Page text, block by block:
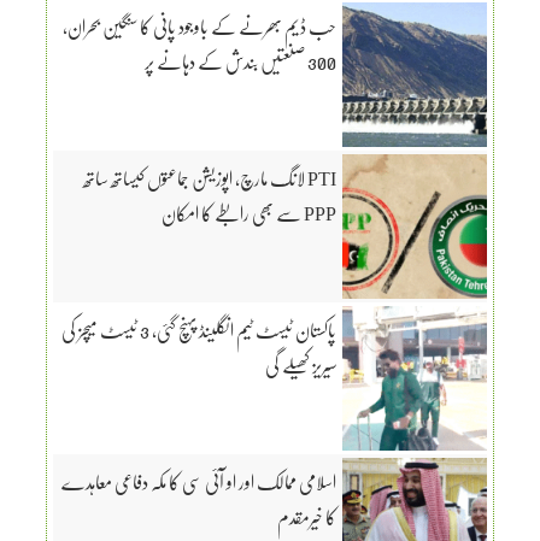
حب ڈیم بھرنے کے باوجود پانی کا سنگین بحران،
300 صنعتیں بندش کے دہانے پر
PTI لانگ مارچ، اپوزیشن جماعتوں کیساتھ ساتھ
PPP سے بھی رابطے کا امکان
پاکستان ٹیسٹ ٹیم انگلینڈ پہنچ گئی، 3 ٹیسٹ میچز کی
سیریز کھیلے گی
اسلامی ممالک اور او آئی سی کا مکہ دفاعی معاہدے
کا خیرمقدم